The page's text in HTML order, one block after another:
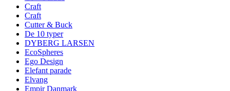
Craft
Craft
Cutter & Buck
De 10 typer
DYBERG LARSEN
EcoSpheres
Ego Design
Elefant parade
Elvang
Empir Danmark